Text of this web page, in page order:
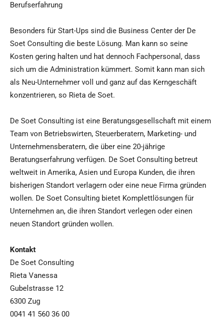
Berufserfahrung
Besonders für Start-Ups sind die Business Center der De
Soet Consulting die beste Lösung. Man kann so seine
Kosten gering halten und hat dennoch Fachpersonal, dass
sich um die Administration kümmert. Somit kann man sich
als Neu-Unternehmer voll und ganz auf das Kerngeschäft
konzentrieren, so Rieta de Soet.
De Soet Consulting ist eine Beratungsgesellschaft mit einem
Team von Betriebswirten, Steuerberatern, Marketing- und
Unternehmensberatern, die über eine 20-jährige
Beratungserfahrung verfügen. De Soet Consulting betreut
weltweit in Amerika, Asien und Europa Kunden, die ihren
bisherigen Standort verlagern oder eine neue Firma gründen
wollen. De Soet Consulting bietet Komplettlösungen für
Unternehmen an, die ihren Standort verlegen oder einen
neuen Standort gründen wollen.
Kontakt
De Soet Consulting
Rieta Vanessa
Gubelstrasse 12
6300 Zug
0041 41 560 36 00